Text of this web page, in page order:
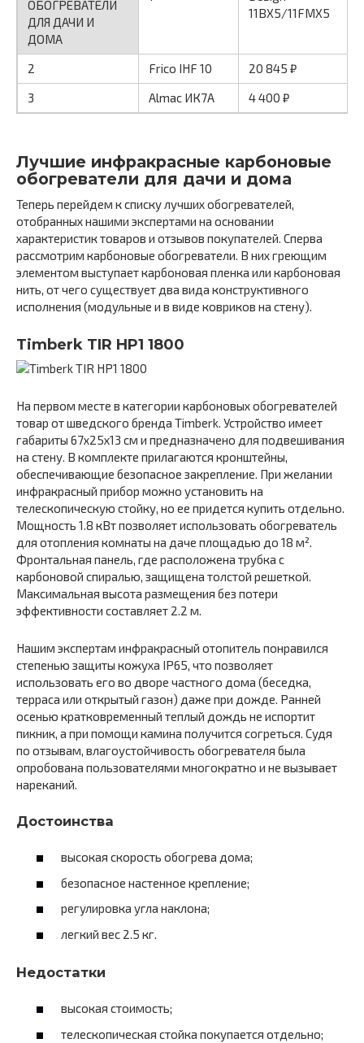
ОБОГРЕВАТЕЛИ
ДЛЯ ДАЧИ И
ДОМА
11BX5/11FMX5
2 Frico IHF 10
20 845 ₽
3
Almac ИК7А 4 400 ₽
Лучшие инфракрасные карбоновые
обогреватели для дачи и дома
Теперь перейдем к списку лучших обогревателей,
отобранных нашими экспертами на основании
характеристик товаров и отзывов покупателей. Сперва
рассмотрим карбоновые обогреватели. В них греющим
элементом выступает карбоновая пленка или карбоновая
нить, от чего существует два вида конструктивного
исполнения (модульные и в виде ковриков на стену).
Timberk TIR HP1 1800
На первом месте в категории карбоновых обогревателей
товар от шведского бренда Timberk. Устройство имеет
габариты 67х25х13 см и предназначено для подвешивания
на стену. В комплекте прилагаются кронштейны,
обеспечивающие безопасное закрепление. При желании
инфракрасный прибор можно установить на
телескопическую стойку, но ее придется купить отдельно.
Мощность 1.8 кВт позволяет использовать обогреватель
для отопления комнаты на даче площадью до 18 м².
Фронтальная панель, где расположена трубка с
карбоновой спиралью, защищена толстой решеткой.
Максимальная высота размещения без потери
эффективности составляет 2.2 м.
Нашим экспертам инфракрасный отопитель понравился
степенью защиты кожуха IP65, что позволяет
использовать его во дворе частного дома (беседка,
терраса или открытый газон) даже при дожде. Ранней
осенью кратковременный теплый дождь не испортит
пикник, а при помощи камина получится согреться. Судя
по отзывам, влагоустойчивость обогревателя была
опробована пользователями многократно и не вызывает
нареканий.
Достоинства
высокая скорость обогрева дома;
безопасное настенное крепление;
регулировка угла наклона;
легкий вес 2.5 кг.
Недостатки
высокая стоимость;
телескопическая стойка покупается отдельно;